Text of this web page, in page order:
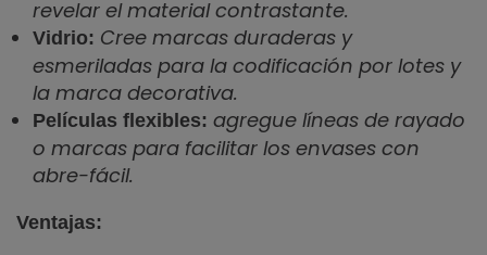
revelar el material contrastante.
Vidrio: Cree marcas duraderas y
esmeriladas para la codificación por lotes y
la marca decorativa.
Películas flexibles: agregue líneas de rayado
o marcas para facilitar los envases con
abre-fácil.
Ventajas: